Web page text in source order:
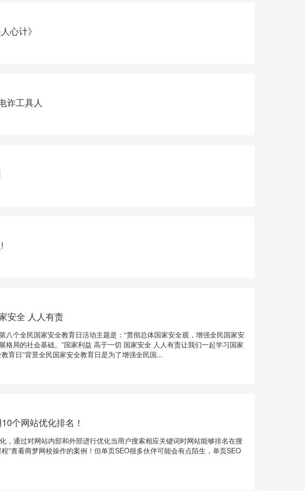
心计》
诈工具人
安全 人人有责
八个全民国家安全教育日活动主题是：“贯彻总体国家安全观，增强全民国家安
格局的社会基础。”国家利益 高于一切 国家安全 人人有责让我们一起学习国家
育日”背景全民国家安全教育日是为了增强全民国...
个网站优化排名！
，通过对网站内部和外部进行优化当用户搜索相应关键词时网站能够排名在搜
”查看商梦网校操作的案例！但单页SEO很多伙伴可能会有点陌生，单页SEO